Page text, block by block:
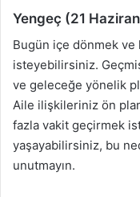
Yengeç (21
Bugün içe dönmek ve
isteyebilirsiniz.
ve geleceğe yönelik
Aile ilişkileriniz ön
fazla vakit geçirmek
yaşayabilirsiniz, bu
unutmayın.